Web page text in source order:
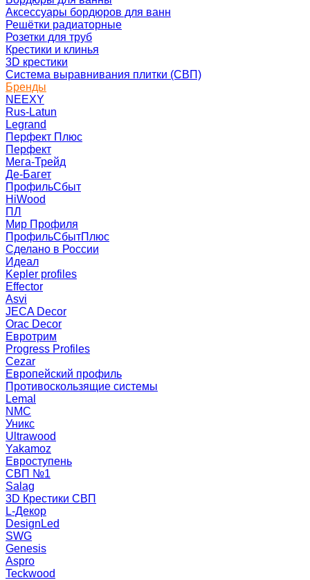
Аксессуары бордюров для ванн
Решётки радиаторные
Розетки для труб
Крестики и клинья
3D крестики
Система выравнивания плитки (СВП)
Бренды
NEEXY
Rus-Latun
Legrand
Перфект Плюс
Перфект
Мега-Трейд
Де-Багет
ПрофильСбыт
HiWood
ПЛ
Мир Профиля
ПрофильСбытПлюс
Сделано в России
Идеал
Kepler profiles
Effector
Asvi
JECA Decor
Orac Decor
Евротрим
Progress Profiles
Cezar
Европейский профиль
Противоскользящие системы
Lemal
NMC
Уникс
Ultrawood
Yakamoz
Евроступень
СВП №1
Salag
3D Крестики СВП
L-Декор
DesignLed
SWG
Genesis
Aspro
Teckwood